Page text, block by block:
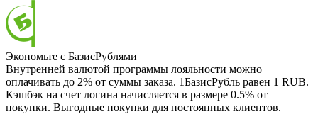
Экономьте с БазисРублями
Внутренней валютой программы лояльности можно
оплачивать до 2% от суммы заказа. 1БазисРубль равен 1 RUB.
Кэшбэк на счет логина начисляется в размере 0.5% от
покупки. Выгодные покупки для постоянных клиентов.